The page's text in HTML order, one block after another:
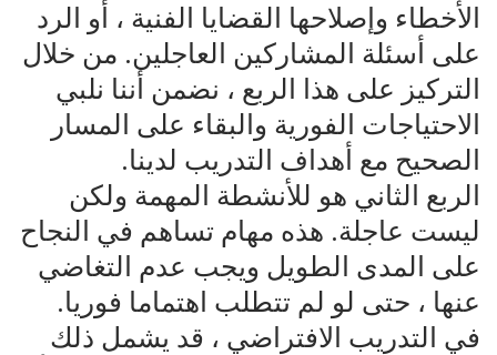
الأخطاء وإصلاحها القضايا الفنية ، أو الرد
على أسئلة المشاركين العاجلين. من خلال
التركيز على هذا الربع ، نضمن أننا نلبي
الاحتياجات الفورية والبقاء على المسار
الصحيح مع أهداف التدريب لدينا.
الربع الثاني هو للأنشطة المهمة ولكن
ليست عاجلة. هذه مهام تساهم في النجاح
على المدى الطويل ويجب عدم التغاضي
عنها ، حتى لو لم تتطلب اهتماما فوريا.
في التدريب الافتراضي ، قد يشمل ذلك